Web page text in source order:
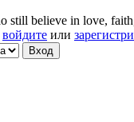
still believe in love,
войдите или